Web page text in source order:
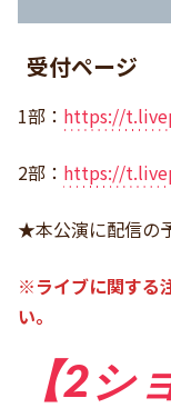
受付ページ
1部： https://
2部： https://
★本公演に配信の
※ライブに関する
い。
【2シ